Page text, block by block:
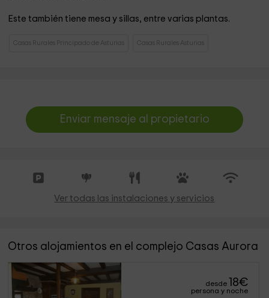
Este también tiene mesa y sillas, entre varias plantas.
Casas Rurales Principado de Asturias Casas Rurales Asturias
Enviar mensaje al propietario
Ver todas las instalaciones y servicios
Otros alojamientos en el complejo Casas Aurora
desde 18€
persona y noche